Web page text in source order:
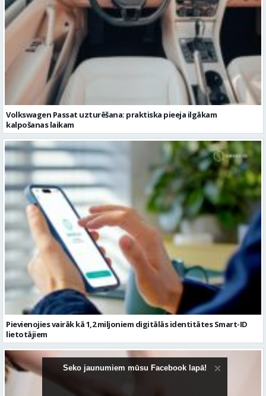
Volkswagen Passat uzturēšana: praktiska pieeja ilgākam
kalpošanas laikam
Pievienojies vairāk kā 1,2 miljoniem digitālās identitātes Smart-ID
lietotājiem
Seko jaunumiem mūsu Facebook lapā!